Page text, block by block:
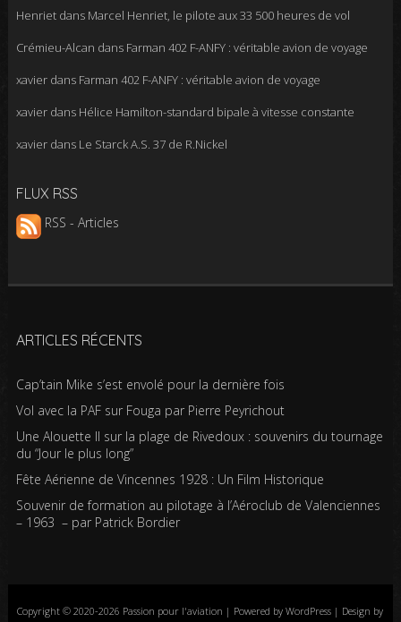
Henrietdans Marcel Henriet, le pilote aux 33 500 heures de vol
Crémieu-Alcan dans Farman 402 F-ANFY : véritable avion de voyage
xavierdans Farman 402 F-ANFY : véritable avion de voyage
xavierdans Hélice Hamilton-standard bipale à vitesse constante
xavierdans Le Starck A.S. 37 de R.Nickel
FLUX RSS
RSS - Articles
ARTICLES RÉCENTS
Cap’tain Mike s’est envolé pour la dernière fois
Vol avec la PAF sur Fouga par Pierre Peyrichout
Une Alouette II sur la plage de Rivedoux : souvenirs du tournage
du “Jour le plus long”
Fête Aérienne de Vincennes 1928 : Un Film Historique
Souvenir de formation au pilotage à l’Aéroclub de Valenciennes
– 1963 – par Patrick Bordier
Copyright © 2020-2026 Passion pour l'aviation | Powered by WordPress | Design by